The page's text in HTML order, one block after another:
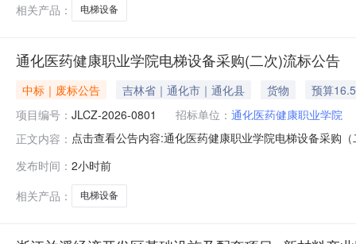
相关产品：
电梯设备
通化医药健康职业学院电梯设备采购(二次)流标公告
中标｜废标公告 吉林省｜通化市｜通化县 货物
预算
项目编号： JLCZ-2026-0801 招标单位： 通化医药健康职业学院
正文内容： 点击查看公告内容:通化医药健康职业学院电梯设备采购
发布时间： 2小时前
相关产品：
电梯设备